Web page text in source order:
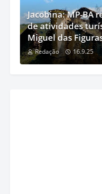
Jacobina: MP-BA
de atividades
Miguel das
Redação 16.9.25